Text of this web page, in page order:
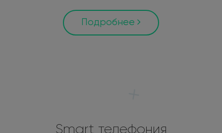
Подробнее
Smart телефония